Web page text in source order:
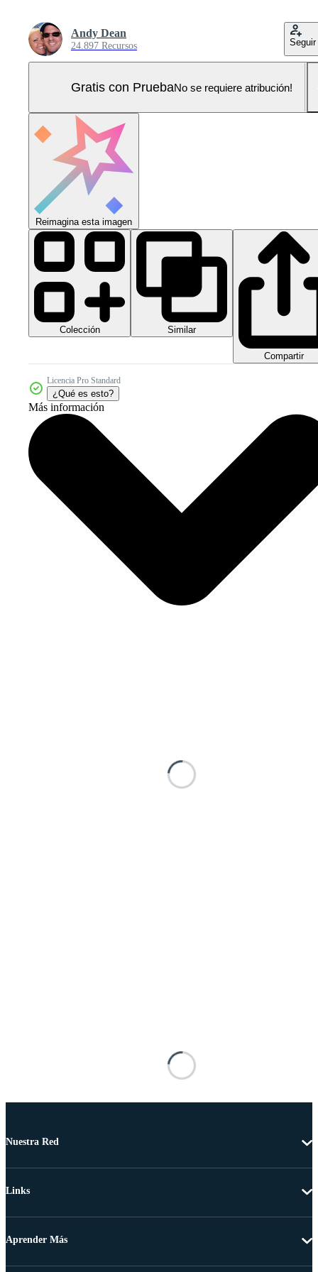
Andy Dean
24.897 Recursos Seguir
Gratis con PruebaNo se requiere atribución!
Reimagina esta imagen
Colección Similar
Compartir
Licencia Pro Standard
¿Qué es esto?
Más información
Nuestra Red
Links
Aprender Más